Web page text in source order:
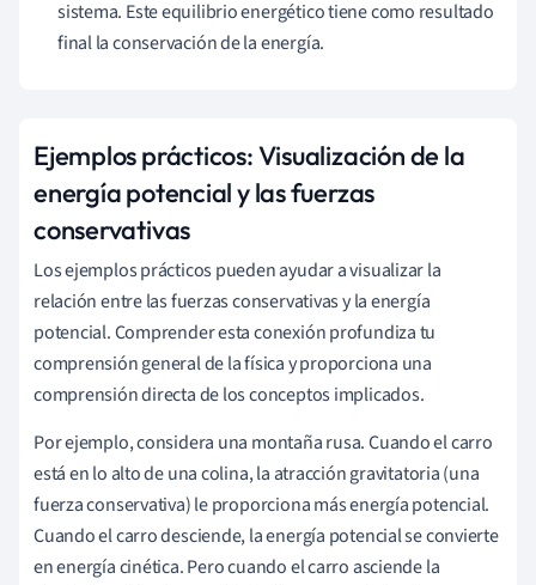
a
di
e
te
n
e
g
at
iv
o
d
e
al
sistema. Este equilibrio energético tiene como resultado
final la conservación de la energía.
Ejemplos prácticos: Visualización de la
energía potencial y las fuerzas
conservativas
Los ejemplos prácticos pueden ayudar a visualizar la
relación entre las fuerzas conservativas y la energía
potencial. Comprender esta conexión profundiza tu
comprensión general de la física y proporciona una
comprensión directa de los conceptos implicados.
Por ejemplo, considera una montaña rusa. Cuando el carro
está en lo alto de una colina, la atracción gravitatoria (una
fuerza conservativa) le proporciona más energía potencial.
Cuando el carro desciende, la energía potencial se convierte
en energía cinética. Pero cuando el carro asciende la